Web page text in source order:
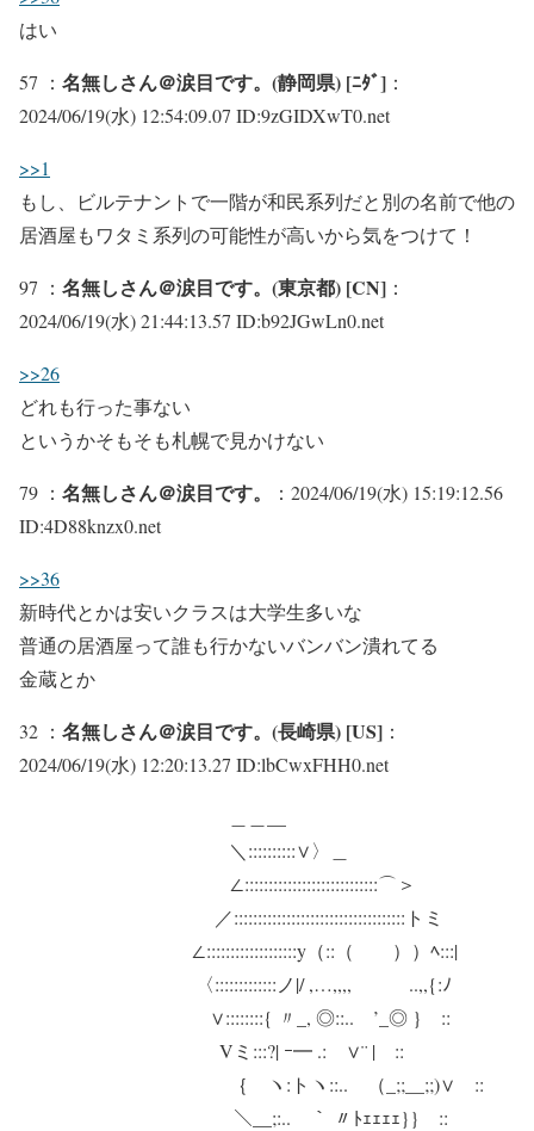
はい
57 ： 名無しさん＠涙目です。(静岡県) [ﾆﾀﾞ] ：
2024/06/19(水) 12:54:09.07 ID:9zGIDXwT0.net
>>1
もし、ビルテナントで一階が和民系列だと別の名前で他の
居酒屋もワタミ系列の可能性が高いから気をつけて！
97 ： 名無しさん＠涙目です。(東京都) [CN] ：
2024/06/19(水) 21:44:13.57 ID:b92JGwLn0.net
>>26
どれも行った事ない
というかそもそも札幌で見かけない
79 ： 名無しさん＠涙目です。
：2024/06/19(水) 15:19:12.56
ID:4D88knzx0.net
>>36
新時代とかは安いクラスは大学生多いな
普通の居酒屋って誰も行かないバンバン潰れてる
金蔵とか
32 ： 名無しさん＠涙目です。(長崎県) [US] ：
2024/06/19(水) 12:20:13.27 ID:lbCwxFHH0.net
＼::::::::::∨〉＿
∠::::::::::::::::::::::::::::⌒＞
／::::::::::::::::::::::::::::::::::::トミ
∠:::::::::::::::::::y（::（ ））ﾍ:::|
〈:::::::::::::ノ|/ ,…,,,, ..,,{:ﾉ
∨::::::::{ 〃_, ◎::.. ’_◎ } ::
Vミ:::?| ｰ━ .: ∨¨ | ::
｛ ヽ:トヽ::.. （_;;__;;)∨ ::
＼__;:.. ｀ 〃ﾄｪｪｪｪ}} ::